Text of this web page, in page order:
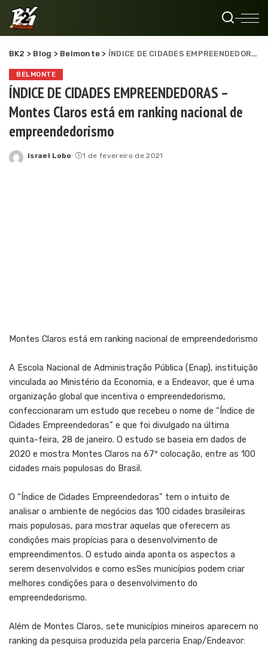
BK2 > Blog > Belmonte > ÍNDICE DE CIDADES EMPREENDEDORAS – Montes Claros está em ranking nacional de empreendedorismo
BELMONTE
ÍNDICE DE CIDADES EMPREENDEDORAS –
Montes Claros está em ranking nacional de
empreendedorismo
Posted
Israel Lobo 1 de fevereiro de 2021
Montes Claros está em ranking nacional de empreendedorismo
A Escola Nacional de Administração Pública (Enap), instituição
vinculada ao Ministério da Economia, e a Endeavor, que é uma
organização global que incentiva o empreendedorismo,
confeccionaram um estudo que recebeu o nome de “Índice de
Cidades Empreendedoras” e que foi divulgado na última
quinta-feira, 28 de janeiro. O estudo se baseia em dados de
2020 e mostra Montes Claros na 67º colocação, entre as 100
cidades mais populosas do Brasil.
O “Índice de Cidades Empreendedoras” tem o intuito de
analisar o ambiente de negócios das 100 cidades brasileiras
mais populosas, para mostrar aquelas que oferecem as
condições mais propícias para o desenvolvimento de
empreendimentos. O estudo ainda aponta os aspectos a
serem desenvolvidos e como esSes municípios podem criar
melhores condições para o desenvolvimento do
empreendedorismo.
Além de Montes Claros, sete municípios mineiros aparecem no
ranking da pesquisa produzida pela parceria Enap/Endeavor: